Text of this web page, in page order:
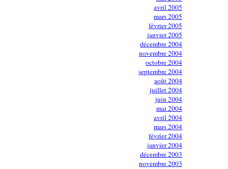
avril 2005
mars 2005
février 2005
janvier 2005
décembre 2004
novembre 2004
octobre 2004
septembre 2004
août 2004
juillet 2004
juin 2004
mai 2004
avril 2004
mars 2004
février 2004
janvier 2004
décembre 2003
novembre 2003